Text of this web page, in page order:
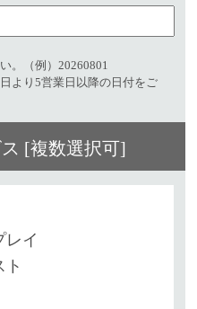
。（例）20260801​
より5営業日以降の日付をご
[複数選択可]
レイ